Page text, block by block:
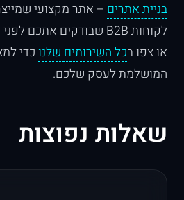
בניית אתרים – אתר מקצועי
לקוחות B2B שבודקים אתכם לפני שיוצרים קשר.
או צפו בכל השירותים שלנו כדי
המושלמת לעסק שלכם.
שאלות נפוצות